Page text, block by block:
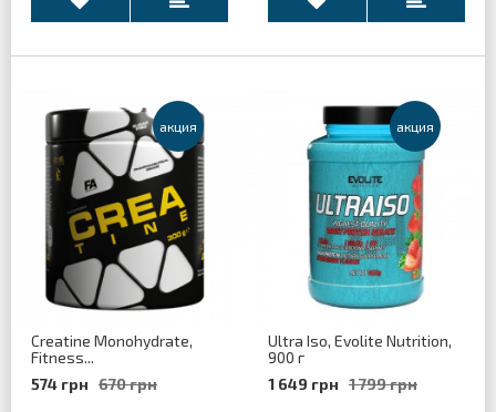
aкция
Creatine Monohydrate,
Fitness...
574 грн 670 грн
aкция
Ultra Iso, Evolite Nutrition,
900 г
1 649 грн 1 799 грн